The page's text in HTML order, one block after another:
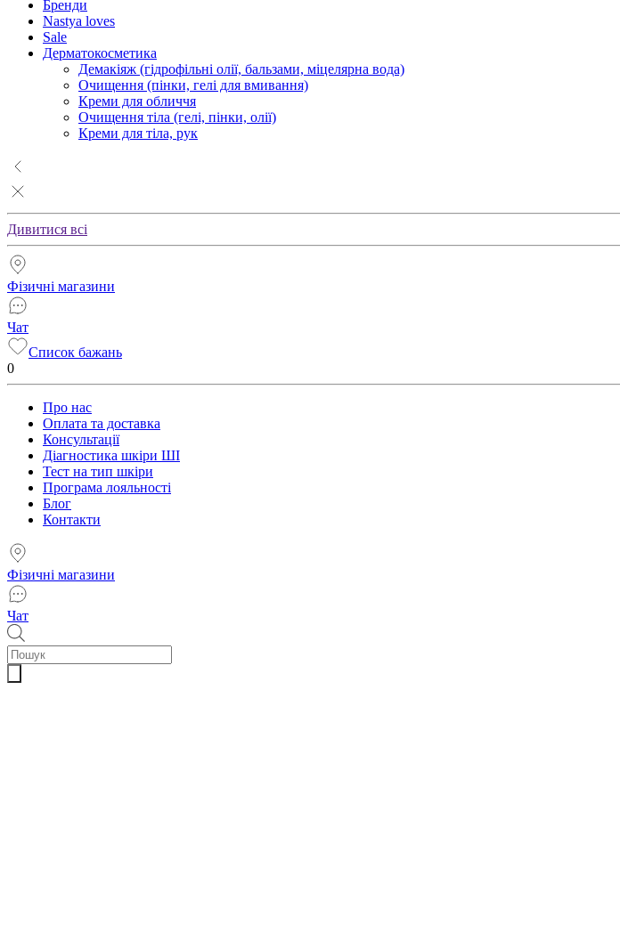
Бренди
Nastya loves
Sale
Дерматокосметика
Демакіяж (гідрофільні олії, бальзами, міцелярна вода)
Очищення (пінки, гелі для вмивання)
Креми для обличчя
Очищення тіла (гелі, пінки, олії)
Креми для тіла, рук
Дивитися всі
Фізичні магазини
Чат
Список бажань
0
Про нас
Оплата та доставка
Консультації
Діагностика шкіри ШІ
Тест на тип шкіри
Програма лояльності
Блог
Контакти
Фізичні магазини
Чат
Пошук
товарів